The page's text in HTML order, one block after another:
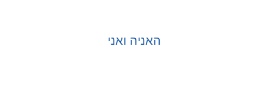
האניה ואני